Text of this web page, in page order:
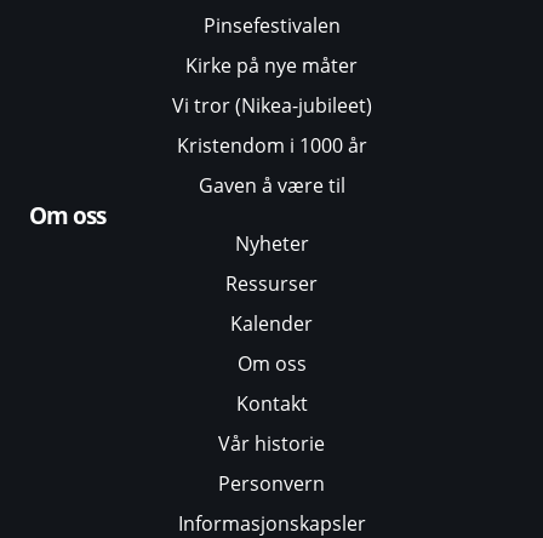
Pinsefestivalen
Kirke på nye måter
Vi tror (Nikea-jubileet)
Kristendom i 1000 år
Gaven å være til
Om oss
Nyheter
Ressurser
Kalender
Om oss
Kontakt
Vår historie
Personvern
Informasjonskapsler